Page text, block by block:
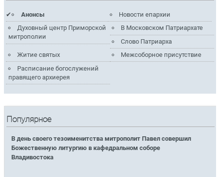
Анонсы
Новости епархии
Духовный центр Приморской
митрополии
В Московском Патриархате
Слово Патриарха
Житие святых
Межсоборное присутствие
Расписание богослужений
правящего архиерея
Популярное
В день своего тезоименитства митрополит Павел совершил
Божественную литургию в кафедральном соборе
Владивостока